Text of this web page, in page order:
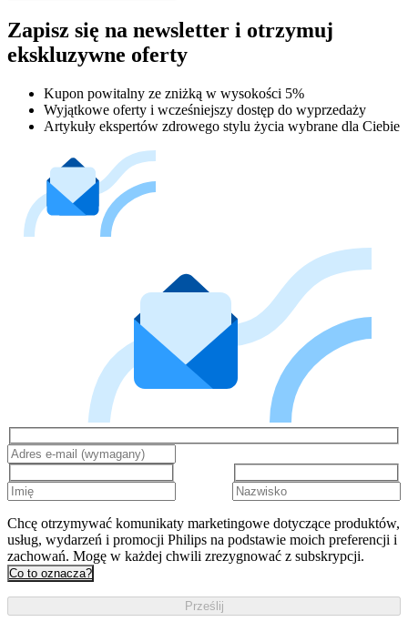
Zapisz się na newsletter i otrzymuj
ekskluzywne oferty
Kupon powitalny ze zniżką w wysokości 5%
Wyjątkowe oferty i wcześniejszy dostęp do wyprzedaży
Artykuły ekspertów zdrowego stylu życia wybrane dla Ciebie
Chcę otrzymywać komunikaty marketingowe dotyczące produktów,
usług, wydarzeń i promocji Philips na podstawie moich preferencji i
zachowań. Mogę w każdej chwili zrezygnować z subskrypcji.
Co to oznacza?
Prześlij